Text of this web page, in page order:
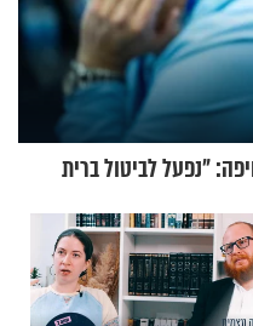
״נפעל לביטול ברית